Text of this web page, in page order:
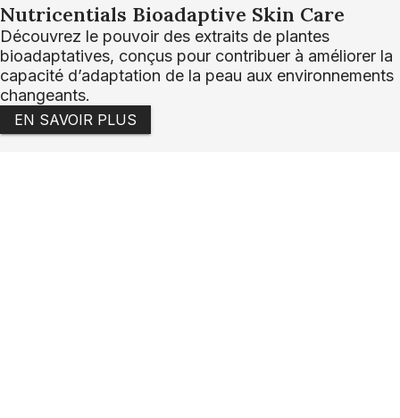
Nutricentials Bioadaptive Skin Care
Découvrez le pouvoir des extraits de plantes
bioadaptatives, conçus pour contribuer à améliorer la
capacité d’adaptation de la peau aux environnements
changeants.
EN SAVOIR PLUS